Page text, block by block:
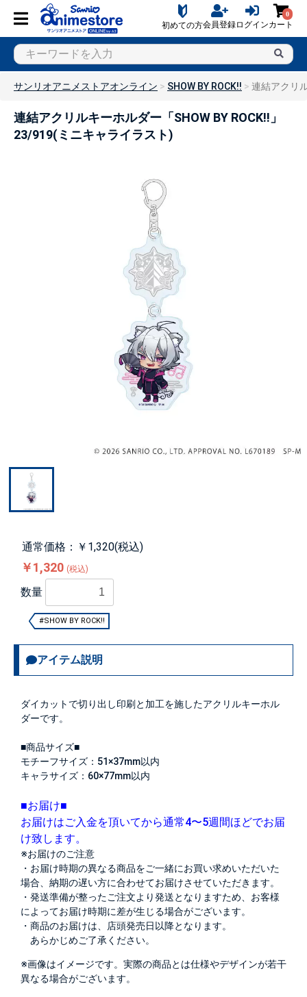
初めての方会員登録ログイン
0
カート
サンリオアニメストアオンライン SHOW BY ROCK!! 連結アクリ
連結アクリルキーホルダー「SHOW BY ROCK!!」
23/919(ミニキャライラスト)
通常価格：￥1,320(税込)
￥1,320 (税込)
数量
#SHOW BY ROCK!!
アイテム説明
ダイカットで切り出し印刷と加工を施したアクリルキーホル
ダーです。
■商品サイズ■
モチーフサイズ：51×37mm以内
キャラサイズ：60×77mm以内
■お届け■
お届けはご入金を頂いてから通常4〜5週間ほどでお届
け致します。
※お届けのご注意
・お届け時期の異なる商品をご一緒にお買い求めいただいた
場合、納期の遅い方に合わせてお届けさせていただきます。
・発送準備が整ったご注文より発送となりますため、お客様
によってお届け時期に差が生じる場合がございます。
・商品のお届けは、店頭発売日以降となります。
あらかじめご了承ください。
※画像はイメージです。実際の商品とは仕様やデザインが若干
異なる場合がございます。